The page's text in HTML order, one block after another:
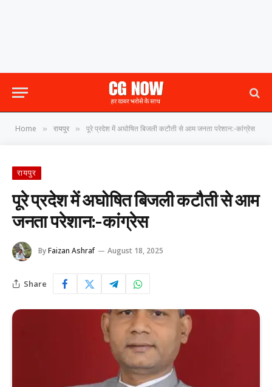
Home » रायपुर » पूरे प्रदेश में अघोषित बिजली कटौती से आम जनता परेशान:-कांग्रेस
रायपुर
पूरे प्रदेश में अघोषित बिजली कटौती से आम
जनता परेशान:-कांग्रेस
ByFaizan Ashraf August 18, 2025
Share